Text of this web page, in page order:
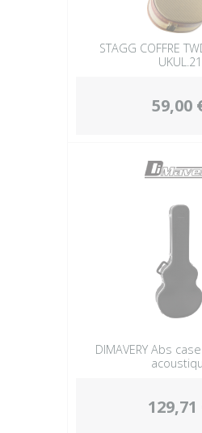
STAGG COFFRE
59,00
DIMAVERY Abs
129,71